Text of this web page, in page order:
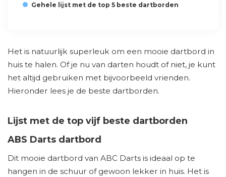
Gehele lijst met de top 5 beste dartborden
Het is natuurlijk superleuk om een mooie dartbord in
huis te halen. Of je nu van darten houdt of niet, je kunt
het altijd gebruiken met bijvoorbeeld vrienden.
Hieronder lees je de beste dartborden.
Lijst met de top vijf beste dartborden
ABS Darts dartbord
Dit mooie dartbord van ABC Darts is ideaal op te
hangen in de schuur of gewoon lekker in huis. Het is